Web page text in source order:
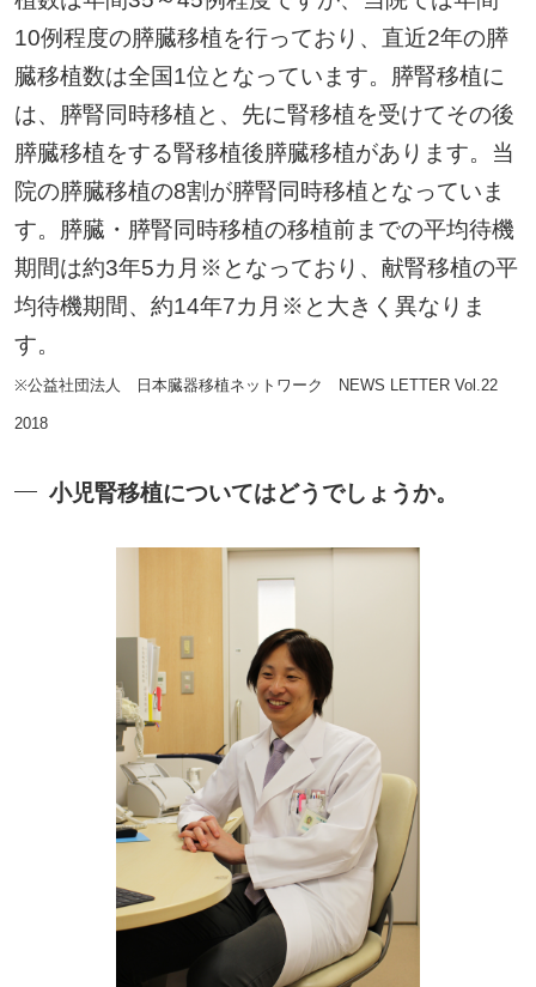
10例程度の膵臓移植を行っており、直近2年の膵
臓移植数は全国1位となっています。膵腎移植に
は、膵腎同時移植と、先に腎移植を受けてその後
膵臓移植をする腎移植後膵臓移植があります。当
院の膵臓移植の8割が膵腎同時移植となっていま
す。膵臓・膵腎同時移植の移植前までの平均待機
期間は約3年5カ月※となっており、献腎移植の平
均待機期間、約14年7カ月※と大きく異なりま
す。
※公益社団法人 日本臓器移植ネットワーク NEWS LETTER Vol.22
2018
小児腎移植についてはどうでしょうか。